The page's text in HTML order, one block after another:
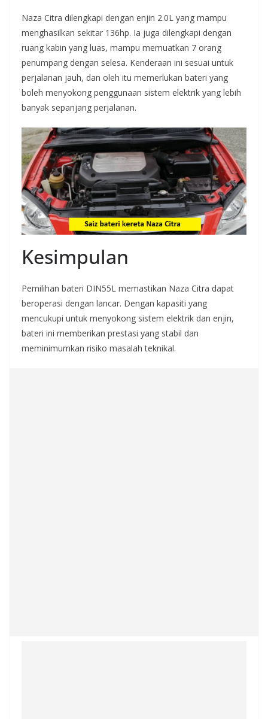
Naza Citra dilengkapi dengan enjin 2.0L yang mampu
menghasilkan sekitar 136hp. Ia juga dilengkapi dengan
ruang kabin yang luas, mampu memuatkan 7 orang
penumpang dengan selesa. Kenderaan ini sesuai untuk
perjalanan jauh, dan oleh itu memerlukan bateri yang
boleh menyokong penggunaan sistem elektrik yang lebih
banyak sepanjang perjalanan.
Kesimpulan
Pemilihan bateri DIN55L memastikan Naza Citra dapat
beroperasi dengan lancar. Dengan kapasiti yang
mencukupi untuk menyokong sistem elektrik dan enjin,
bateri ini memberikan prestasi yang stabil dan
meminimumkan risiko masalah teknikal.